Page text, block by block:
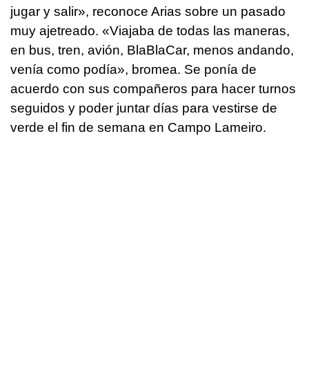
jugar y salir», reconoce Arias sobre un pasado
muy ajetreado. «Viajaba de todas las maneras,
en bus, tren, avión, BlaBlaCar, menos andando,
venía como podía», bromea. Se ponía de
acuerdo con sus compañeros para hacer turnos
seguidos y poder juntar días para vestirse de
verde el fin de semana en Campo Lameiro.